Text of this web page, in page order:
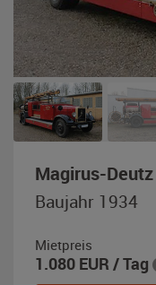
Magirus-
Baujahr 1934
Mietpreis
1.080 EUR / Tag